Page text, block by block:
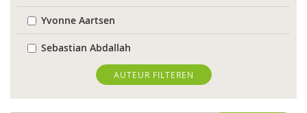
Yvonne Aartsen
Sebastian Abdallah
Anne Addink
Marcel van Aken
AUTEUR FILTEREN